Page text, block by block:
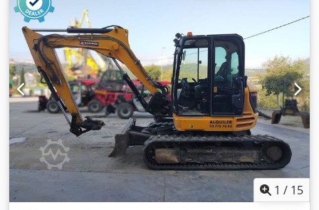
1 / 15